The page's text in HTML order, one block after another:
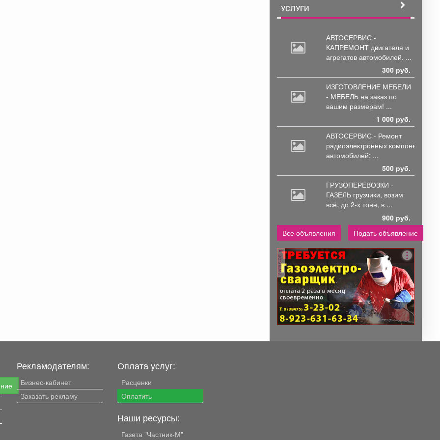
УСЛУГИ
АВТОСЕРВИС -
КАПРЕМОНТ двигателя и
агрегатов автомобилей. ...
300 руб.
ИЗГОТОВЛЕНИЕ МЕБЕЛИ
- МЕБЕЛЬ на заказ по
вашим размерам! ...
1 000 руб.
АВТОСЕРВИС - Ремонт
радиоэлектронных компонентов
автомобилей: ...
500 руб.
ГРУЗОПЕРЕВОЗКИ -
ГАЗЕЛЬ грузчики, возим
всё, до 2-х тонн, в ...
900 руб.
Все объявления
Подать объявление
реклама
Рекламодателям:
Бизнес-кабинет
Заказать рекламу
Оплата услуг:
Расценки
Оплатить
Наши ресурсы:
Газета "Частник-М"